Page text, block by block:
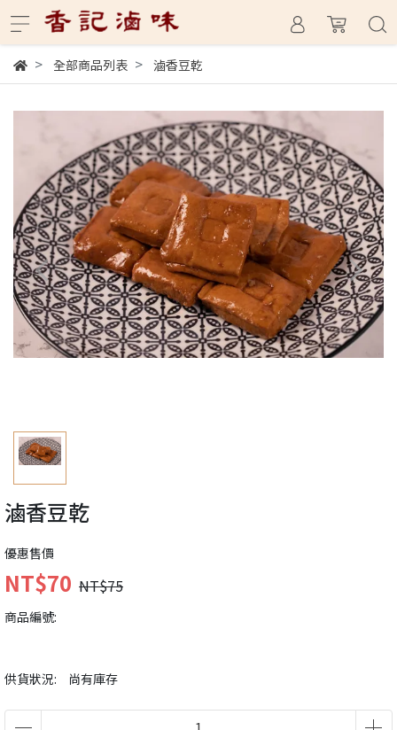
全部商品列表 滷香豆乾
滷香豆乾
優惠售價
NT$70 NT$75
商品編號:
供貨狀況: 尚有庫存